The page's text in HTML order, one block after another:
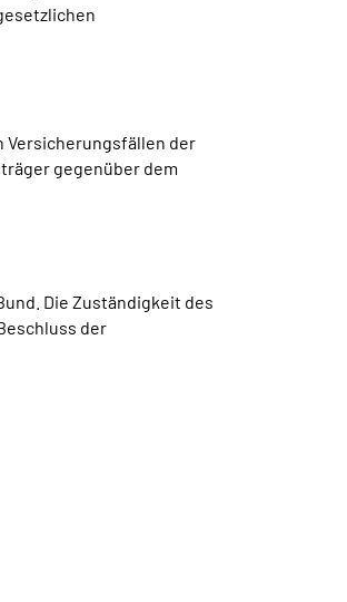
Versicherungsfällen der
gegenüber dem
Die Zuständigkeit des
der